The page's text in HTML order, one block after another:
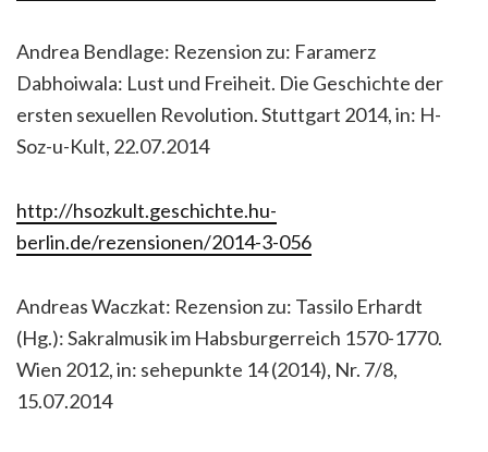
Andrea Bendlage: Rezension zu: Faramerz
Dabhoiwala: Lust und Freiheit. Die Geschichte der
ersten sexuellen Revolution. Stuttgart 2014, in: H-
Soz-u-Kult, 22.07.2014
http://hsozkult.geschichte.hu-
berlin.de/rezensionen/2014-3-056
Andreas Waczkat: Rezension zu: Tassilo Erhardt
(Hg.): Sakralmusik im Habsburgerreich 1570-1770.
Wien 2012, in: sehepunkte 14 (2014), Nr. 7/8,
15.07.2014